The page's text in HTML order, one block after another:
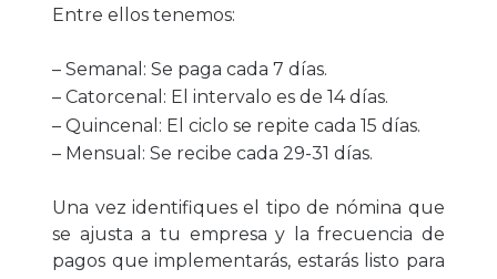
Entre ellos tenemos:
– Semanal: Se paga cada 7 días.
– Catorcenal: El intervalo es de 14 días.
– Quincenal: El ciclo se repite cada 15 días.
– Mensual: Se recibe cada 29-31 días.
Una vez identifiques el tipo de nómina que
se ajusta a tu empresa y la frecuencia de
pagos que implementarás, estarás listo para